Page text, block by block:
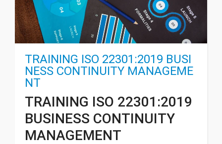
TRAINING ISO 22301:2019 BUSI
NESS CONTINUITY MANAGEME
NT
TRAINING ISO 22301:2019
BUSINESS CONTINUITY
MANAGEMENT